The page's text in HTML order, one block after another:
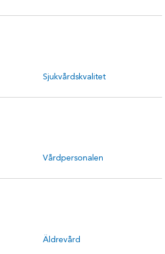
Sjukvårdskvalitet
Vårdpersonalen
Äldrevård